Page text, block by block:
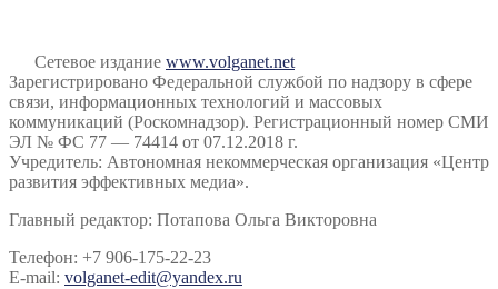
Сетевое издание www.volganet.net
Зарегистрировано Федеральной службой по надзору в сфере
связи, информационных технологий и массовых
коммуникаций (Роскомнадзор). Регистрационный номер СМИ
ЭЛ № ФС 77 — 74414 от 07.12.2018 г.
Учредитель: Автономная некоммерческая организация «Центр
развития эффективных медиа».
Главный редактор: Потапова Ольга Викторовна
Телефон: +7 906-175-22-23
E-mail: volganet-edit@yandex.ru